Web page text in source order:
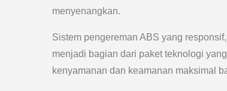
menyenangkan.
Sistem pengereman ABS yang
menjadi bagian dari paket teknologi
kenyamanan dan keamanan maksimal